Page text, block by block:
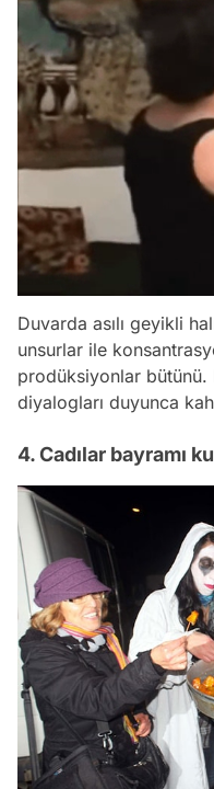
Duvarda asılı geyikli
unsurlar ile
prodüksiyonlar
diyalogları duyunca
4. Cadılar bayramı